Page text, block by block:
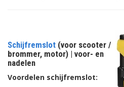
Schijfremslot (voor scooter /
brommer, motor) | voor- en
nadelen
Voordelen schijfremslot: